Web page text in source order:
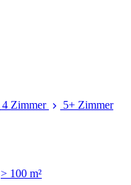
4 Zimmer 5+ Zimmer
> 100 m²